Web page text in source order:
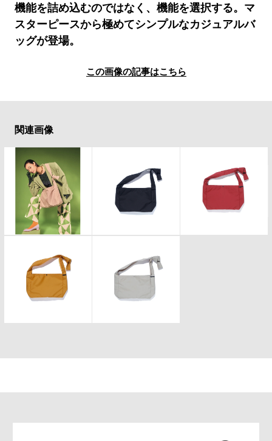
#ととけん #FASHION #MUSIC #MOVIE
#LIFESTYLE #SNEAKER #OUTDOOR
#SPORTS
機能を詰め込むのではなく、機能を選択する。マ
スターピースから極めてシンプルなカジュアルバ
ッグが登場。
この画像の記事はこちら
関連画像